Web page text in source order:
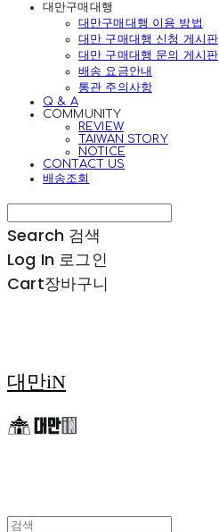
대만구매대행
대만구매대행 이용 방법
대만 구매대행 신청 게시판
대만 구매대행 문의 게시판
배송 요금안내
통관 주의사항
Q & A
COMMUNITY
REVIEW
TAIWAN STORY
NOTICE
CONTACT US
배송조회
Search 검색
Log In 로그인
Cart장바구니
대만iN